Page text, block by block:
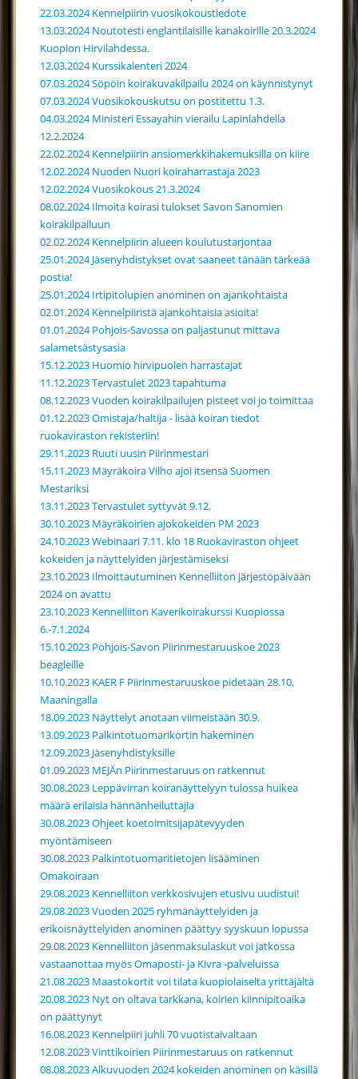
22.03.2024 Kennelpiirin vuosikokoustiedote
13.03.2024 Noutotesti englantilaisille kanakoirille 20.3.2024
Kuopion Hirvilahdessa.
12.03.2024 Kurssikalenteri 2024
07.03.2024 Söpöin koirakuvakilpailu 2024 on käynnistynyt
07.03.2024 Vuosikokouskutsu on postitettu 1.3.
04.03.2024 Ministeri Essayahin vierailu Lapinlahdella
12.2.2024
22.02.2024 Kennelpiirin ansiomerkkihakemuksilla on kiire
12.02.2024 Nuoden Nuori koiraharrastaja 2023
12.02.2024 Vuosikokous 21.3.2024
08.02.2024 Ilmoita koirasi tulokset Savon Sanomien
koirakilpailuun
02.02.2024 Kennelpiirin alueen koulutustarjontaa
25.01.2024 Jäsenyhdistykset ovat saaneet tänään tärkeää
postia!
25.01.2024 Irtipitolupien anominen on ajankohtaista
02.01.2024 Kennelpiiristä ajankohtaisia asioita!
01.01.2024 Pohjois-Savossa on paljastunut mittava
salametsästysasia
15.12.2023 Huomio hirvipuolen harrastajat
11.12.2023 Tervastulet 2023 tapahtuma
08.12.2023 Vuoden koirakilpailujen pisteet voi jo toimittaa
01.12.2023 Omistaja/haltija - lisää koiran tiedot
ruokaviraston rekisteriin!
29.11.2023 Ruuti uusin Piirinmestari
15.11.2023 Mäyräkoira Vilho ajoi itsensä Suomen
Mestariksi
13.11.2023 Tervastulet syttyvät 9.12.
30.10.2023 Mäyräkoirien ajokokeiden PM 2023
24.10.2023 Webinaari 7.11. klo 18 Ruokaviraston ohjeet
kokeiden ja näyttelyiden järjestämiseksi
23.10.2023 Ilmoittautuminen Kennelliiton järjestöpäivään
2024 on avattu
23.10.2023 Kennelliiton Kaverikoirakurssi Kuopiossa
6.-7.1.2024
15.10.2023 Pohjois-Savon Piirinmestaruuskoe 2023
beagleille
10.10.2023 KAER F Piirinmestaruuskoe pidetään 28.10.
Maaningalla
18.09.2023 Näyttelyt anotaan viimeistään 30.9.
13.09.2023 Palkintotuomarikortin hakeminen
12.09.2023 Jäsenyhdistyksille
01.09.2023 MEJÄn Piirinmestaruus on ratkennut
30.08.2023 Leppävirran koiranäyttelyyn tulossa huikea
määrä erilaisia hännänheiluttajia
30.08.2023 Ohjeet koetoimitsijapätevyyden
myöntämiseen
30.08.2023 Palkintotuomaritietojen lisääminen
Omakoiraan
29.08.2023 Kennelliiton verkkosivujen etusivu uudistui!
29.08.2023 Vuoden 2025 ryhmänäyttelyiden ja
erikoisnäyttelyiden anominen päättyy syyskuun lopussa
29.08.2023 Kennelliiton jäsenmaksulaskut voi jatkossa
vastaanottaa myös Omaposti- ja Kivra -palveluissa
21.08.2023 Maastokortit voi tilata kuopiolaiselta yrittäjältä
20.08.2023 Nyt on oltava tarkkana, koirien kiinnipitoaika
on päättynyt
16.08.2023 Kennelpiiri juhli 70 vuotistaivaltaan
12.08.2023 Vinttikoirien Piirinmestaruus on ratkennut
08.08.2023 Alkuvuoden 2024 kokeiden anominen on käsillä